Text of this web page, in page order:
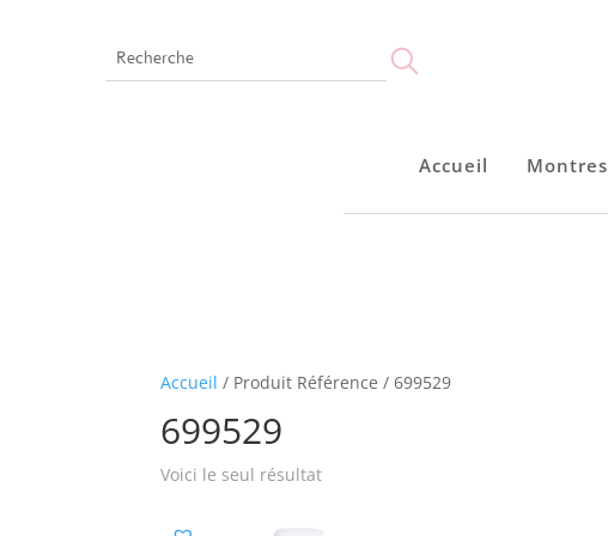
Accueil Montres
Accueil Montres
Accueil / Produit Référence / 699529
699529
Voici le seul résultat